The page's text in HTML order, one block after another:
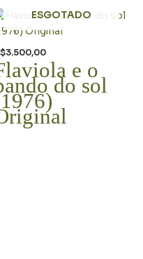
ESGOTADO
3.500,00
e o
do sol